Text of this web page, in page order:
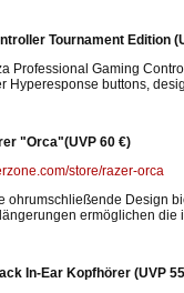
Tournament Edition
Professional Gaming
Hyperesponse buttons,
"Orca"(UVP 60 €)
store/razer-orca
ohrumschließende Design
ermöglichen
In-Ear Kopfhörer (UVP